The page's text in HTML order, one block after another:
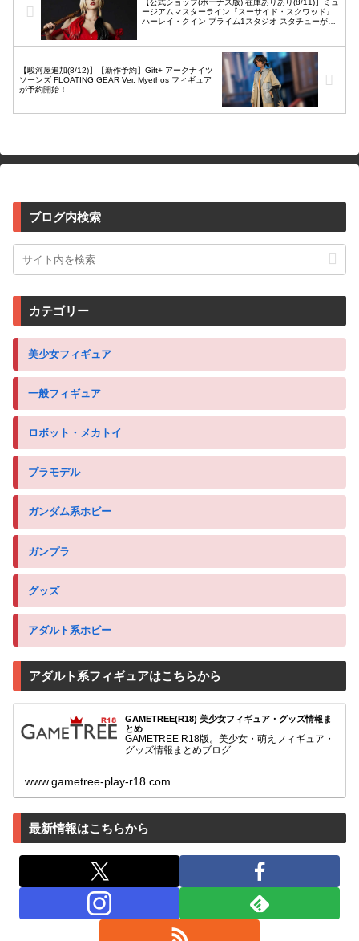
【公式ショップ(ボーナス版) 在庫ありあり(8/11)】ミュ
ージアムマスターライン『スーサイド・スクワッド』
ハーレイ・クイン プライム1スタジオ スタチューが登
【駿河屋追加(8/12)】【新作予約】Gift+ アークナイツ
ソーンズ FLOATING GEAR Ver. Myethos フィギュア
が予約開始！
ブログ内検索
カテゴリー
美少女フィギュア
一般フィギュア
ロボット・メカトイ
プラモデル
ガンダム系ホビー
ガンプラ
グッズ
アダルト系ホビー
アダルト系フィギュアはこちらから
GAMETREE(R18) 美少女フィギュア・グッズ情報ま
とめ
GAMETREE R18版。美少女・萌えフィギュア・
グッズ情報まとめブログ
www.gametree-play-r18.com
最新情報はこちらから